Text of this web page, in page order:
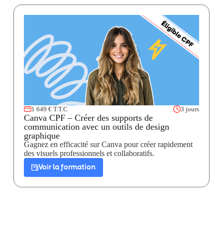
1 649 € T.T.C 3 jours
Canva CPF – Créer des supports de
communication avec un outils de design
graphique
Gagnez en efficacité sur Canva pour créer rapidement
des visuels professionnels et collaboratifs.
Voir la formation